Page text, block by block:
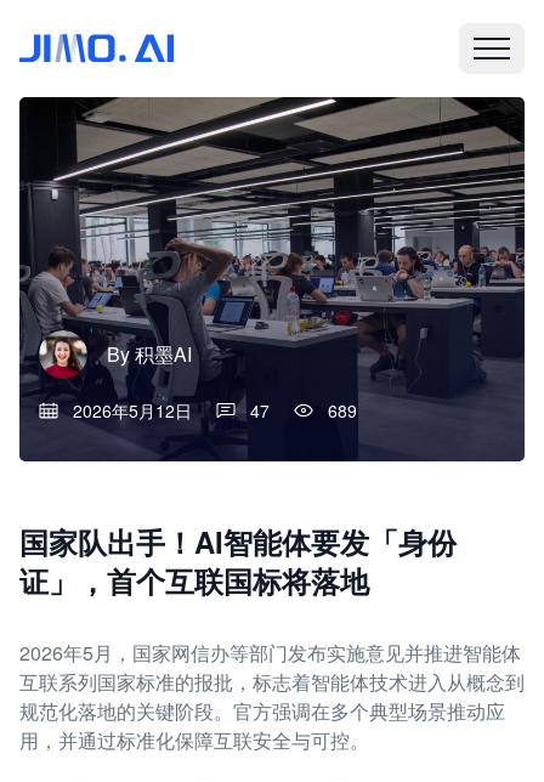
By积墨AI
2026年5月12日 47 689
国家队出手！AI智能体要发「身份
证」，首个互联国标将落地
2026年5月，国家网信办等部门发布实施意见并推进智能体
互联系列国家标准的报批，标志着智能体技术进入从概念到
规范化落地的关键阶段。官方强调在多个典型场景推动应
用，并通过标准化保障互联安全与可控。